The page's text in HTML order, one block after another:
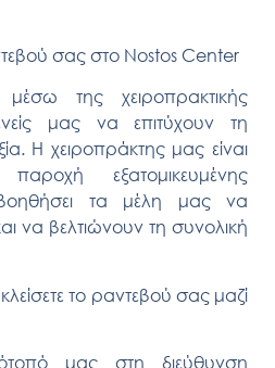
σας στο Nostos Center
της χειροπρακτικής
μας να επιτύχουν τη
Η χειροπράκτης μας είναι
εξατομικευμένης
τα μέλη μας να
να βελτιώνουν τη συνολική
το ραντεβού σας μαζί
μας στη διεύθυνση